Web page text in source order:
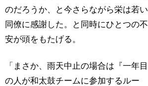
のだろうか、と今さらながら栄は若い
同僚に感謝した。と同時にひとつの不
安が頭をもたげる。
「まさか、雨天中止の場合は『一年目
の人が和太鼓チームに参加するルー